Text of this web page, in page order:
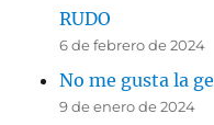
RUDO
6 de febrero de 2024
No me gusta la
9 de enero de 2024